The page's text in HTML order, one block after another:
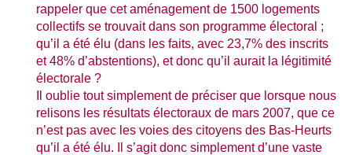
rappeler que cet aménagement de 1500 logements
collectifs se trouvait dans son programme électoral ;
qu’il a été élu (dans les faits, avec 23,7% des inscrits
et 48% d’abstentions), et donc qu’il aurait la légitimité
électorale ?
Il oublie tout simplement de préciser que lorsque nous
relisons les résultats électoraux de mars 2007, que ce
n’est pas avec les voies des citoyens des Bas-Heurts
qu’il a été élu. Il s’agit donc simplement d’une vaste